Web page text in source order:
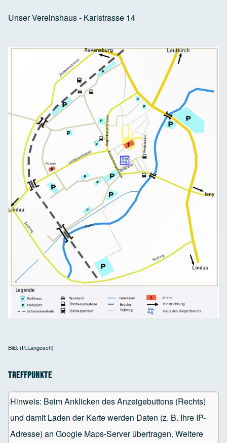
Unser Vereinshaus - Karlstrasse 14
Bild: (R.Langosch)
Treffpunkte
Hinweis: Beim Anklicken des Anzeigebuttons (Rechts)
und damit Laden der Karte werden Daten (z. B. Ihre IP-
Adresse) an Google Maps-Server übertragen. Weitere